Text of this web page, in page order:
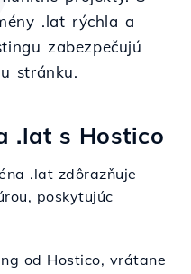
.lat rýchla a
zabezpečujú
stránku.
.lat s Hostico
.lat zdôrazňuje
poskytujúc
od Hostico, vrátane